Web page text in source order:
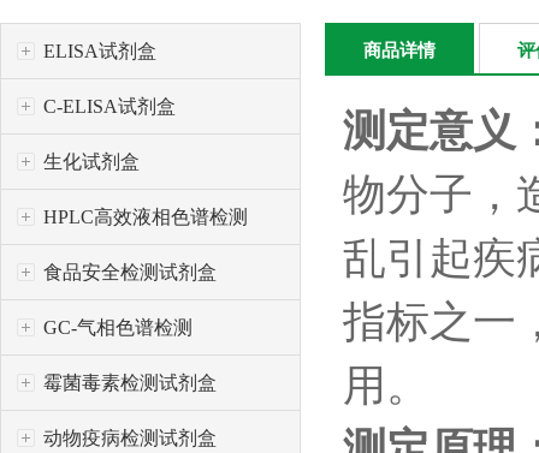
ELISA试剂盒
C-ELISA试剂盒
生化试剂盒
HPLC高效液相色谱检测
食品安全检测试剂盒
GC-气相色谱检测
霉菌毒素检测试剂盒
动物疫病检测试剂盒
商品详情 评
测定意义
物分子，
乱引起疾
指标之一
用。